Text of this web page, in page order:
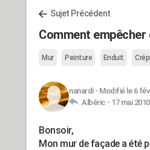
Sujet Précédent
Comment
Mur Peinture Enduit Crépi
nanardi- Modifié le 6
Albéric - 17 mai
Bonsoir,
Mon mur de façade a été